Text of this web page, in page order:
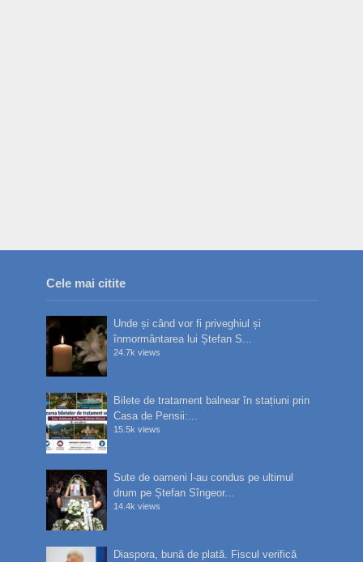
Cele mai citite
Unde și când vor fi priveghiul și
înmormântarea lui Ștefan S...
24.7k views
Bilete de tratament balnear în stațiuni prin
Casa de Pensii:...
15.5k views
Sute de oameni l-au condus pe ultimul
drum pe Ștefan Sîngeor...
14.4k views
Diaspora, bună de plată. Fiscul verifică